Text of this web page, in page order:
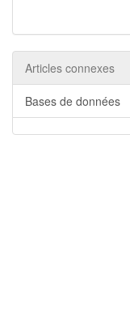
Articles connexes
Bases de données